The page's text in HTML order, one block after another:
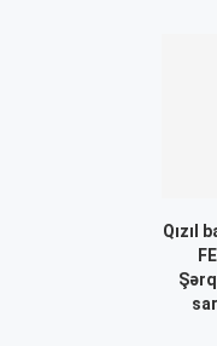
Qızıl